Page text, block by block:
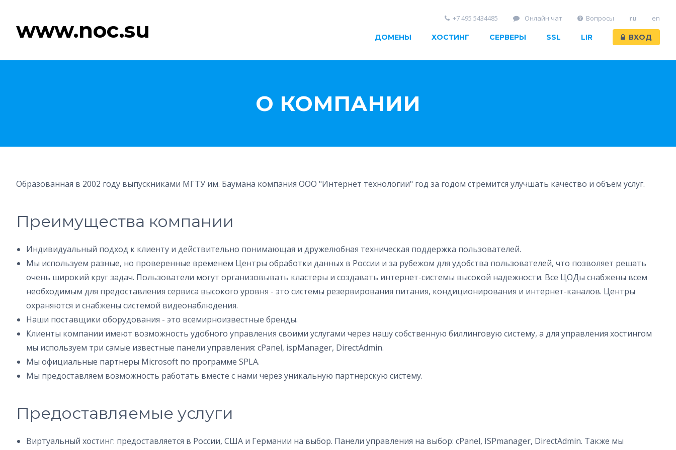
www.noc.su ДОМЕНЫ ХОСТИНГ СЕРВЕРЫ SSL LIR ВХОД
+7 495 5434485 Онлайн чат Вопросы ru en
О КОМПАНИИ
Образованная в 2002 году выпускниками МГТУ им. Баумана компания ООО "Интернет технологии" год за годом стремится улучшать качество и объем услуг.
Преимущества компании
Индивидуальный подход к клиенту и действительно понимающая и дружелюбная техническая поддержка пользователей.
Мы используем разные, но проверенные временем Центры обработки данных в России и за рубежом для удобства пользователей, что позволяет решать
очень широкий круг задач. Пользователи могут организовывать кластеры и создавать интернет-системы высокой надежности. Все ЦОДы снабжены всем
необходимым для предоставления сервиса высокого уровня - это системы резервирования питания, кондиционирования и интернет-каналов. Центры
охраняются и снабжены системой видеонаблюдения.
Наши поставщики оборудования - это всемирноизвестные бренды.
Клиенты компании имеют возможность удобного управления своими услугами через нашу собственную биллинговую систему, а для управления хостингом
мы используем три самые известные панели управления: cPanel, ispManager, DirectAdmin.
Мы официальные партнеры Microsoft по программе SPLA.
Мы предоставляем возможность работать вместе с нами через уникальную партнерскую систему.
Предоставляемые услуги
Виртуальный хостинг: предоставляется в России, США и Германии на выбор. Панели управления на выбор: cPanel, ISPmanager, DirectAdmin. Также мы